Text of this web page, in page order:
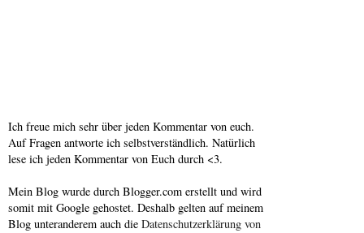
Ich freue mich sehr über jeden Kommentar von euch.
Auf Fragen antworte ich selbstverständlich. Natürlich
lese ich jeden Kommentar von Euch durch <3.
Mein Blog wurde durch Blogger.com erstellt und wird
somit mit Google gehostet. Deshalb gelten auf meinem
Blog unteranderem auch die Datenschutzerklärung von